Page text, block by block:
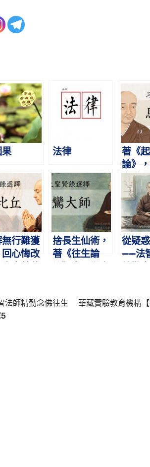
法律
著《
論》
土｜
｜淨
選譯1
行難獲
心悔改
捨長生仙術，
著《往生論
從疑
——法
法師精勤念佛往生
華藏實驗教育機構